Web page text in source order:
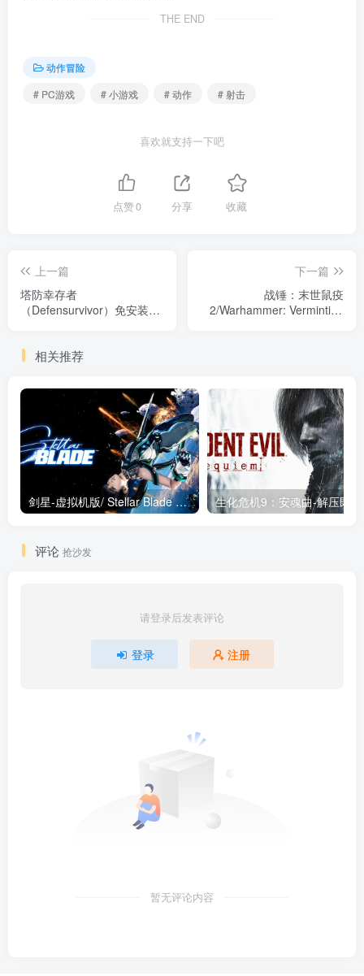
THE END
动作冒险
# PC游戏
# 小游戏 # 动作 # 射击
喜欢就支持一下吧
点赞0 分享 收藏
上一篇
塔防幸存者
（Defensurvivor）免安装中
下一篇
战锤：末世鼠疫
2/Warhammer: Vermintide
相关推荐
剑星-虚拟机版/ Stellar Blade v1.4.1|Build.19963153 终极版新补丁 送修改器 免安装中文版
评论 抢沙发
请登录后发表评论
登录 注册
暂无评论内容